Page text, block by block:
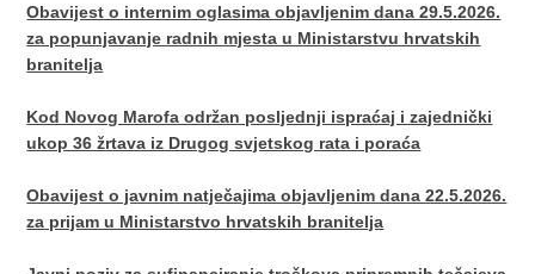
Obavijest o internim oglasima objavljenim dana 29.5.2026.
za popunjavanje radnih mjesta u Ministarstvu hrvatskih
branitelja
Kod Novog Marofa održan posljednji ispraćaj i zajednički
ukop 36 žrtava iz Drugog svjetskog rata i poraća
Obavijest o javnim natječajima objavljenim dana 22.5.2026.
za prijam u Ministarstvo hrvatskih branitelja